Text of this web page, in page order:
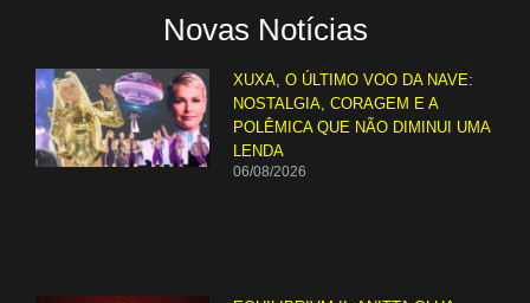
Novas Notícias
XUXA, O ÚLTIMO VOO DA NAVE:
NOSTALGIA, CORAGEM E A
POLÊMICA QUE NÃO DIMINUI UMA
LENDA
06/08/2026